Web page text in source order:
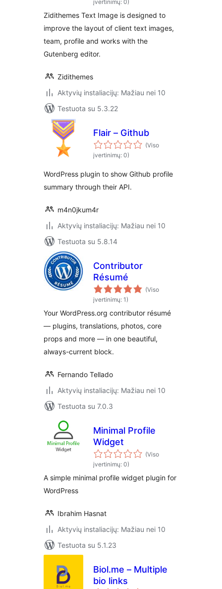
įvertinimų: 0)
Zidithemes Text Image is designed to
improve the layout of client text images,
team, profile and works with the
Gutenberg editor.
Zidithemes
Aktyvių instaliacijų: Mažiau nei 10
Testuota su 5.3.22
Flair – Github
(Viso
įvertinimų: 0)
WordPress plugin to show Github profile
summary through their API.
m4n0jkum4r
Aktyvių instaliacijų: Mažiau nei 10
Testuota su 5.8.14
Contributor
Résumé
(Viso
įvertinimų: 1)
Your WordPress.org contributor résumé
— plugins, translations, photos, core
props and more — in one beautiful,
always-current block.
Fernando Tellado
Aktyvių instaliacijų: Mažiau nei 10
Testuota su 7.0.3
Minimal Profile
Widget
(Viso
įvertinimų: 0)
A simple minimal profile widget plugin for
WordPress
Ibrahim Hasnat
Aktyvių instaliacijų: Mažiau nei 10
Testuota su 5.1.23
Biol.me – Multiple
bio links